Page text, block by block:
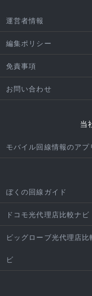
運営者情報
編集ポリシー
免責事項
お問い合わせ
当
モバイル回線情報のアプ
ぼくの回線ガイド
ドコモ光代理店比較ナビ
ビッグローブ光代理店比
ビ